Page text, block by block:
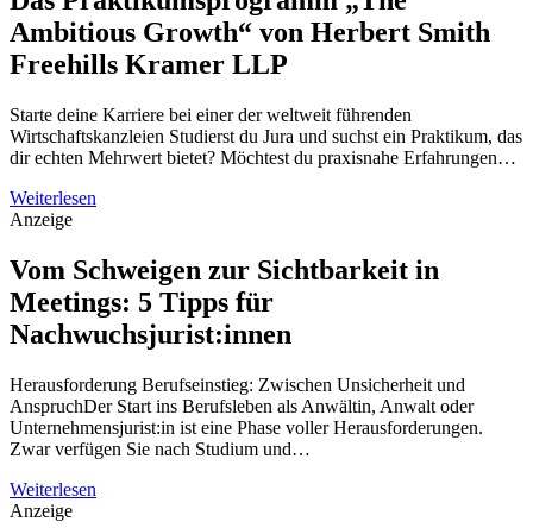
Ambitious Growth“ von Herbert Smith
Freehills Kramer LLP
Starte deine Karriere bei einer der weltweit führenden
Wirtschaftskanzleien Studierst du Jura und suchst ein Praktikum, das
dir echten Mehrwert bietet? Möchtest du praxisnahe Erfahrungen…
Weiterlesen
Anzeige
Vom Schweigen zur Sichtbarkeit in
Meetings: 5 Tipps für
Nachwuchsjurist:innen
Herausforderung Berufseinstieg: Zwischen Unsicherheit und
AnspruchDer Start ins Berufsleben als Anwältin, Anwalt oder
Unternehmensjurist:in ist eine Phase voller Herausforderungen.
Zwar verfügen Sie nach Studium und…
Weiterlesen
Anzeige